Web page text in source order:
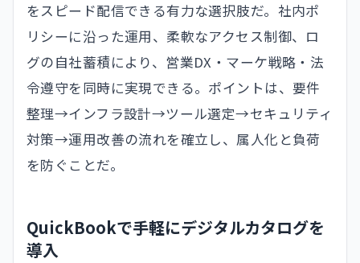
をスピード配信できる有力な選択肢だ。社内ポ
リシーに沿った運用、柔軟なアクセス制御、ロ
グの自社蓄積により、営業DX・マーケ戦略・法
令遵守を同時に実現できる。ポイントは、要件
整理→インフラ設計→ツール選定→セキュリティ
対策→運用改善の流れを確立し、属人化と負荷
を防ぐことだ。
QuickBookで手軽にデジタルカタログを
導入